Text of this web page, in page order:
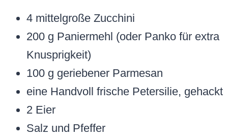
4 mittelgroße Zucchini
200 g Paniermehl (oder Panko für extra
Knusprigkeit)
100 g geriebener Parmesan
eine Handvoll frische Petersilie, gehackt
2 Eier
Salz und Pfeffer